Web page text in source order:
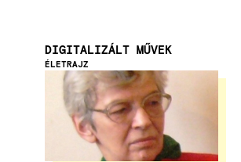
Kép
DIGITALIZÁLT MŰVEK
ÉLETRAJZ